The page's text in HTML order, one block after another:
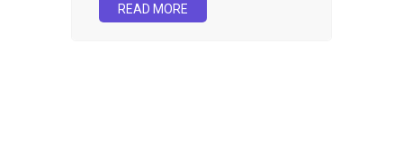
READ MORE